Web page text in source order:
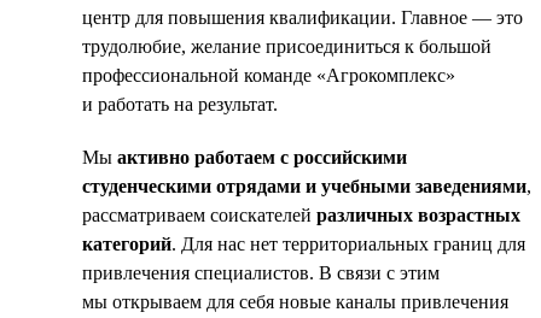
центр для повышения квалификации. Главное — это
трудолюбие, желание присоединиться к большой
профессиональной команде «Агрокомплекс»
и работать на результат.
Мы активно работаем с российскими
студенческими отрядами и учебными заведениями,
рассматриваем соискателей различных возрастных
категорий. Для нас нет территориальных границ для
привлечения специалистов. В связи с этим
мы открываем для себя новые каналы привлечения